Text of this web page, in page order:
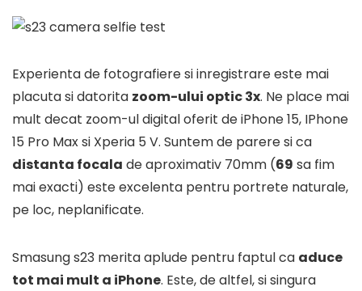
Experienta de fotografiere si inregistrare este mai
placuta si datorita zoom-ului optic 3x. Ne place mai
mult decat zoom-ul digital oferit de iPhone 15, IPhone
15 Pro Max si Xperia 5 V. Suntem de parere si ca
distanta focala de aproximativ 70mm (69 sa fim
mai exacti) este excelenta pentru portrete naturale,
pe loc, neplanificate.
Smasung s23 merita aplude pentru faptul ca aduce
tot mai mult a iPhone. Este, de altfel, si singura